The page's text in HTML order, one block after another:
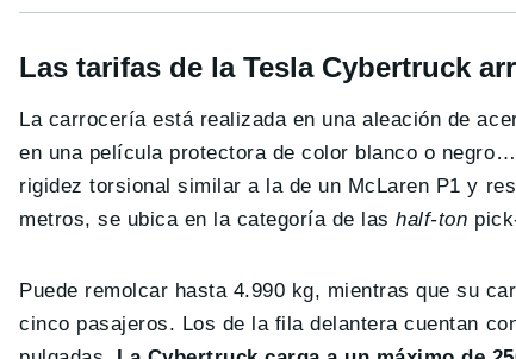
Las tarifas de la Tesla Cybertruck
La carrocería está realizada en una aleación de
en una película protectora de color blanco o
rigidez torsional similar a la de un McLaren P1 y
metros, se ubica en la categoría de lashalf-ton
Puede remolcar hasta 4.990 kg, mientras que su
cinco pasajeros. Los de la fila delantera cuentan